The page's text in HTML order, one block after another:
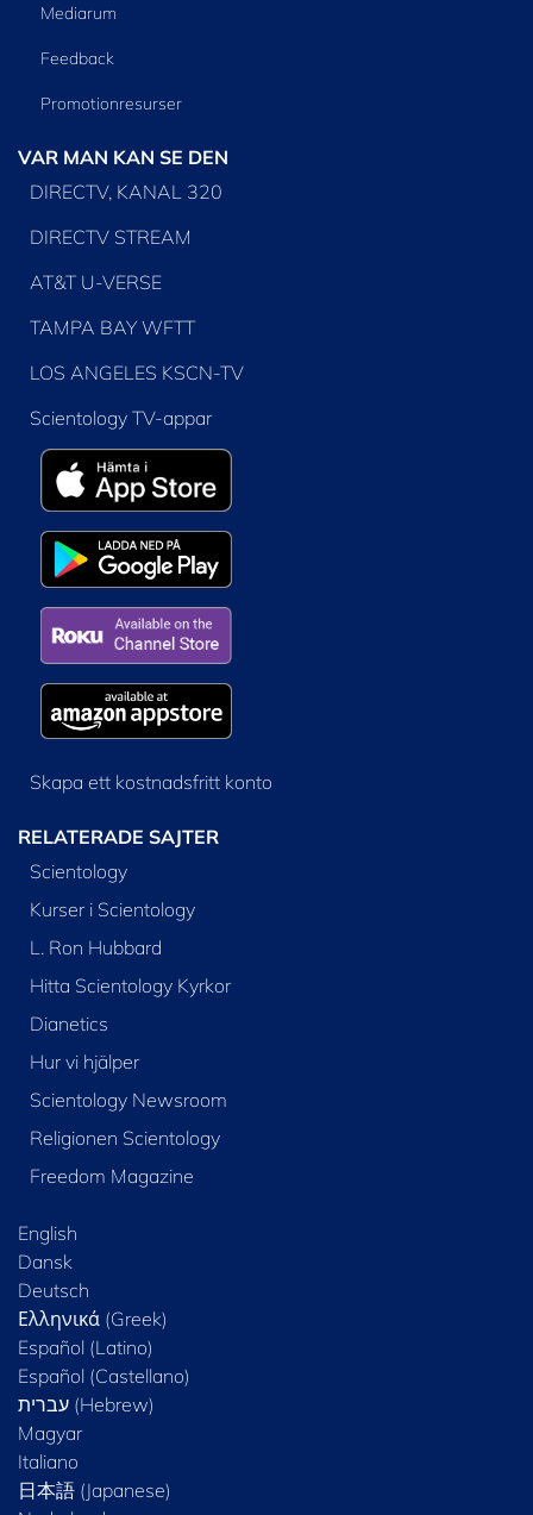
Mediarum
Feedback
Promotionresurser
VAR MAN KAN SE DEN
DIRECTV, KANAL 320
DIRECTV STREAM
AT&T U-VERSE
TAMPA BAY WFTT
LOS ANGELES KSCN-TV
Scientology TV-appar
Skapa ett kostnadsfritt konto
RELATERADE SAJTER
Scientology
Kurser i Scientology
L. Ron Hubbard
Hitta Scientology Kyrkor
Dianetics
Hur vi hjälper
Scientology Newsroom
Religionen Scientology
Freedom Magazine
English
Dansk
Deutsch
Ελληνικά (Greek)
Español (Latino)
Español (Castellano)
Magyar
Italiano
日本語 (Japanese)